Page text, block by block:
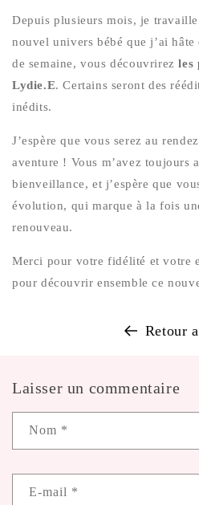
Depuis plusieurs mois, je
nouvel univers bébé que j’ai
de semaine, vous découvrirezles
Lydie.E. Certains seront des
inédits.
J’espère que vous serez au
aventure ! Vous m’avez toujours
bienveillance, et j’espère que
évolution, qui marque à la fois
renouveau.
Merci pour votre fidélité et votre
pour découvrir ensemble ce
Retour
Laisser un commentaire
Nom *
E-mail *